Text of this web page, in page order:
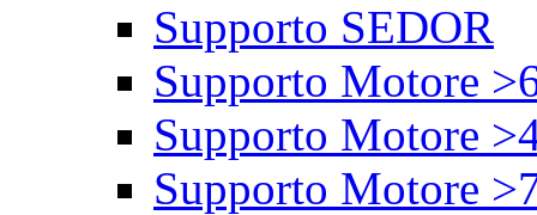
Supporto SEDOR
Supporto Motore
Supporto Motore
Supporto Motore